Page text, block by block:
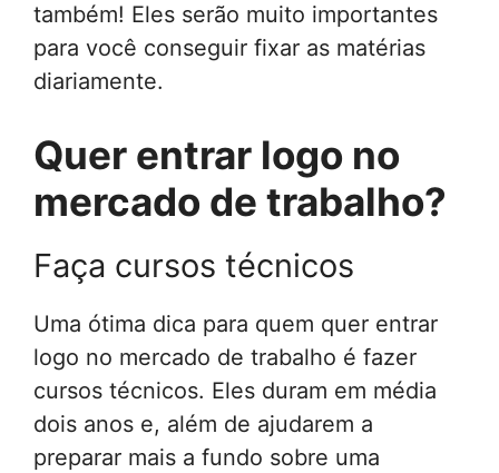
também! Eles serão muito importantes
para você conseguir fixar as matérias
diariamente.
Quer entrar logo no
mercado de trabalho?
Faça cursos técnicos
Uma ótima dica para quem quer entrar
logo no mercado de trabalho é fazer
cursos técnicos. Eles duram em média
dois anos e, além de ajudarem a
preparar mais a fundo sobre uma